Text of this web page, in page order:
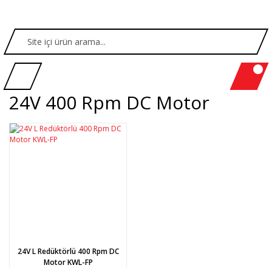
24V 400 Rpm DC Motor
24V L Redüktörlü 400 Rpm DC
Motor KWL-FP